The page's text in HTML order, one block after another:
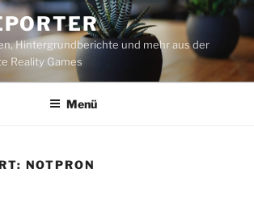
Hintergrundberichte und mehr aus der
Reality Games
Menü
NOTPRON